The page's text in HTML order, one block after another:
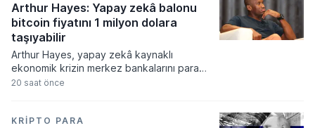
Arthur Hayes: Yapay zekâ balonu
bitcoin fiyatını 1 milyon dolara
taşıyabilir
Arthur Hayes, yapay zekâ kaynaklı
ekonomik krizin merkez bankalarını para
basmaya zorlayacağını ve bu durumun
kayıplarının tetikleyeceği kredi krizinin
20 saat önce
KRIPTO PARA